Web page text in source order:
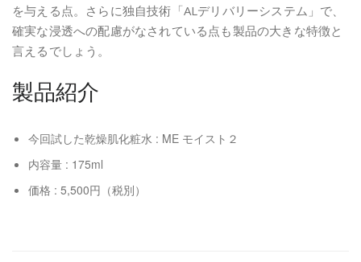
を与える点。さらに独自技術「ALデリバリーシステム」で、
確実な浸透への配慮がなされている点も製品の大きな特徴と
言えるでしょう。
製品紹介
今回試した乾燥肌化粧水 : ME モイスト２
内容量 : 175ml
価格 : 5,500円（税別）